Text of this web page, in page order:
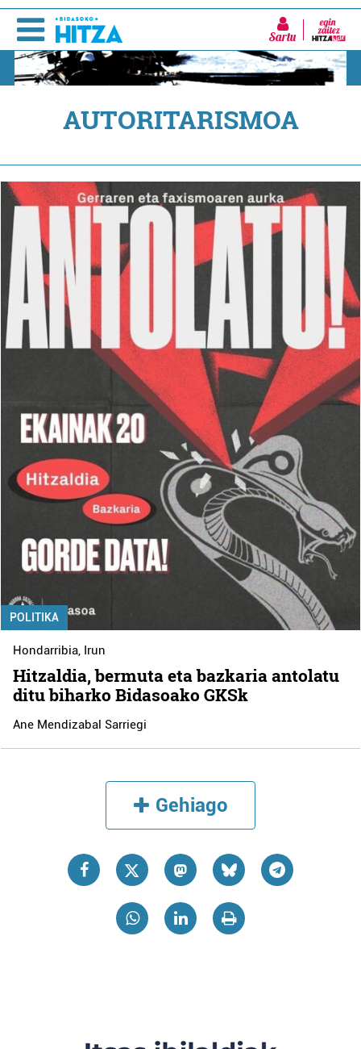
Sartu
AUTORITARISMOA
POLITIKA
Hondarribia, Irun
Hitzaldia, bermuta eta bazkaria antolatu
ditu biharko Bidasoako GKSk
Ane Mendizabal Sarriegi
Gehiago